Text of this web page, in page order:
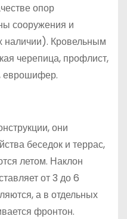
опор
сооружения и
наличии). Кровельным
черепица, профлист,
еврошифер.
они
беседок и террас,
летом. Наклон
от 3 до 6
а в отдельных
фронтон.